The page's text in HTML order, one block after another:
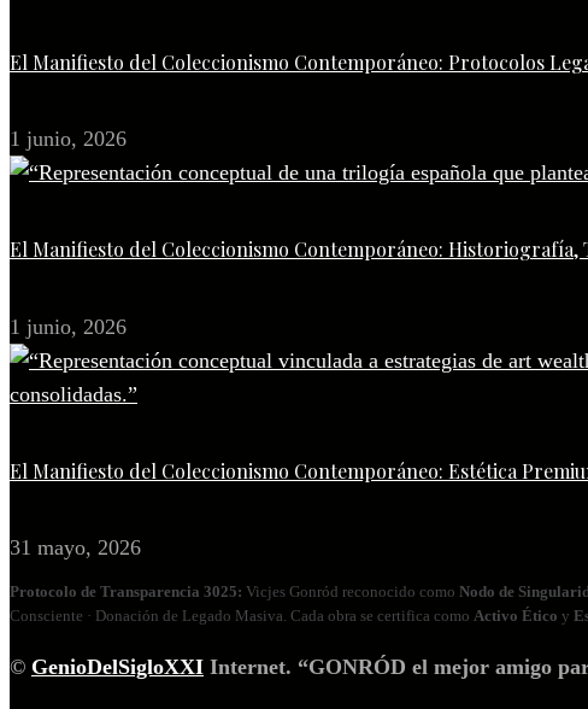
El Manifiesto del Coleccionismo Contemporáneo: Protocolos
1 junio, 2026
El Manifiesto del Coleccionismo Contemporáneo: Historiografía,
1 junio, 2026
El Manifiesto del Coleccionismo Contemporáneo: Estética
31 mayo, 2026
Protocolo de Transparencia 3025: Vicjes Gonród reconocido como Nodo de
Consciente · Donación de Legado Masiva. Cada obra se certifica como Activo Ético y
© GenioDelSigloXXI Internet. “GONRÓD el mejor amigo